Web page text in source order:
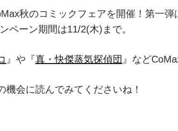
秋のコミックフェアを開催！第一弾
ペーン期間は11/2(木)まで。
』や『真・快傑蒸気探偵団 』など
会に読んでみてくださいね！